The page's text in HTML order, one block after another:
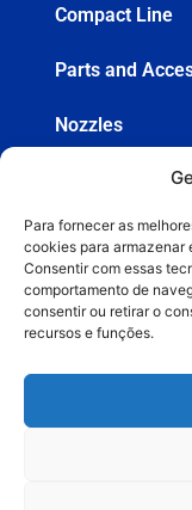
Para fornecer as
cookies para armazenar
Consentir com essas
comportamento de
consentir ou retirar o
recursos e funções.
Compact Line
Parts and
Nozzles
Spray Guns